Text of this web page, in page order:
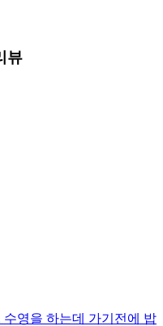
뷰
영을 하는데 가기전에 밥